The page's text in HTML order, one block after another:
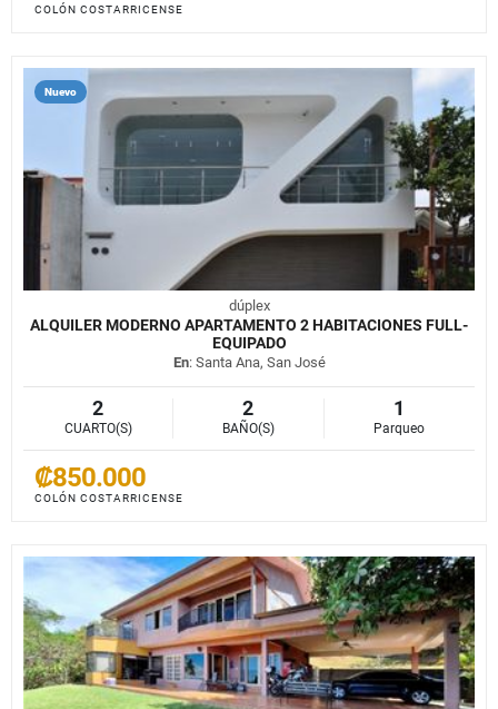
COLÓN COSTARRICENSE
Nuevo
dúplex
ALQUILER MODERNO APARTAMENTO 2 HABITACIONES FULL-
EQUIPADO
En: Santa Ana, San José
2
CUARTO(S)
2
BAÑO(S)
1
Parqueo
₡850.000
COLÓN COSTARRICENSE